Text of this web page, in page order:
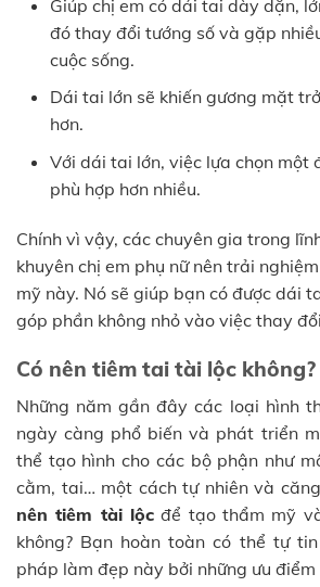
Giúp chị em có dái tai dày dặn,
đó thay đổi tướng số và gặp
cuộc sống.
Dái tai lớn sẽ khiến gương mặt
hơn.
Với dái tai lớn, việc lựa chọn một
phù hợp hơn nhiều.
Chính vì vậy, các chuyên gia trong
khuyên chị em phụ nữ nên trải
mỹ này. Nó sẽ giúp bạn có được dái
góp phần không nhỏ vào việc thay
Có nên tiêm tai tài lộc không?
Những năm gần đây các loại hình
ngày càng phổ biến và phát triển
thể tạo hình cho các bộ phận như
cằm, tai… một cách tự nhiên và
nên tiêm tài lộc để tạo thẩm mỹ
không? Bạn hoàn toàn có thể tự
pháp làm đẹp này bởi những ưu điểm